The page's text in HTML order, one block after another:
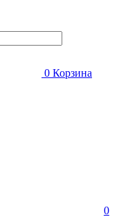
0 Корзина
0